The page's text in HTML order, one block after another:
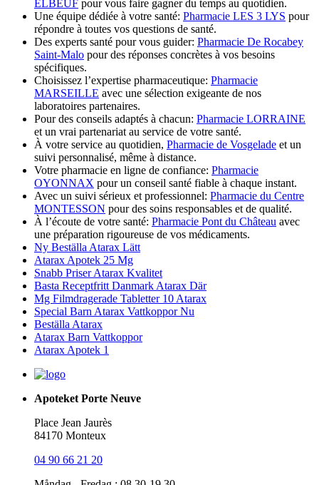
ELBEUF pour vous faire gagner du temps au quotidien.
Une équipe dédiée à votre santé: Pharmacie LES 3 LYS pour
répondre à toutes vos questions de santé.
Des experts santé pour vous guider: Pharmacie De Rocabey
Saint-Malo pour des réponses concrètes à vos besoins
spécifiques.
Choisissez l’expertise pharmaceutique: Pharmacie
MARSEILLE avec une sélection exigeante de nos
laboratoires partenaires.
Pour des conseils adaptés à chacun: Pharmacie LORRAINE
et un vrai partenariat au service de votre santé.
À votre service au quotidien, Pharmacie de Vosgelade et un
suivi personnalisé, même à distance.
Votre pharmacie en ligne de confiance: Pharmacie
OYONNAX pour un conseil santé fiable à chaque instant.
Avec un suivi sérieux et professionnel: Pharmacie du Centre
MONTESSON pour des soins responsables et de qualité.
À l’écoute de votre santé: Pharmacie Pont du Château avec
une préparation rigoureuse de vos médicaments.
Ny Beställa Atarax Lätt
Atarax Apotek 25 Mg
Snabb Priser Atarax Kvalitet
Basta Receptfritt Danmark Atarax Där
Mg Filmdragerade Tabletter 10 Atarax
Special Barn Atarax Vattkoppor Nu
Beställa Atarax
Atarax Barn Vattkoppor
Atarax Apotek 1
Apoteket Porte Neuve
Place Jean Jaurès
84170 Monteux
04 90 66 21 20